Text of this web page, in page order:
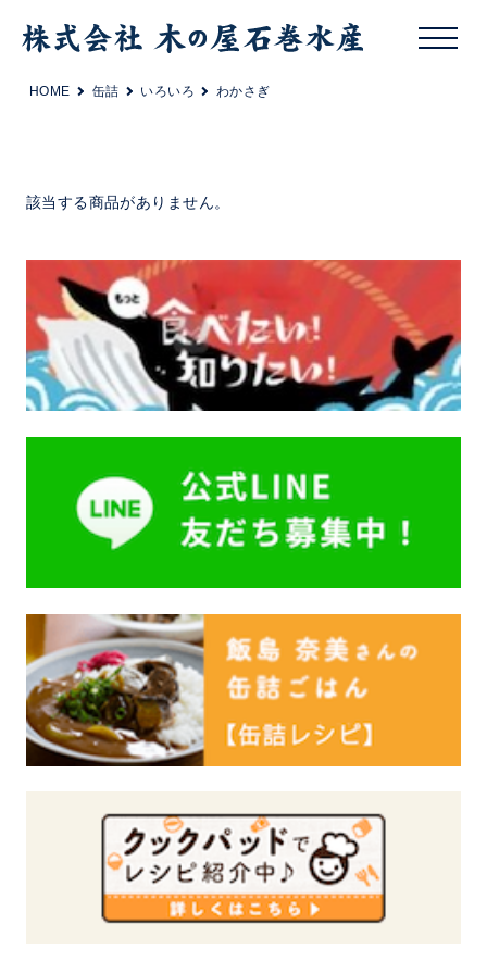
HOME 缶詰 いろいろ わかさぎ
該当する商品がありません。